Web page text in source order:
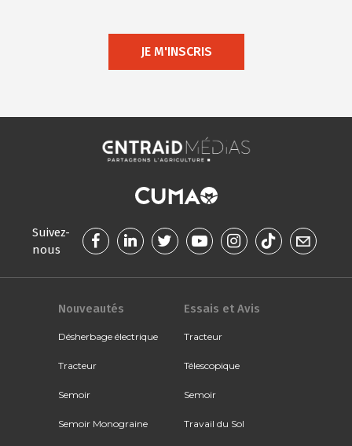
JE M'INSCRIS
Suivez-
nous
Nouveautés
Désherbage électrique
Tracteur
Semoir
Semoir Monograine
Essais et Avis
Tracteur
Télescopique
Semoir
Travail du Sol